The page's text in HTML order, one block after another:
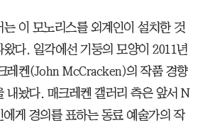
이 모노리스를 외계인이 설치한 것
다. 일각에선 기둥의 모양이 2011년
레켄(John McCracken)의 작품 경향
내놨다. 매크레켄 갤러리 측은 앞서 N
게 경의를 표하는 동료 예술가의 작